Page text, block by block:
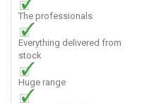
The professionals
Everything delivered from
stock
Huge range